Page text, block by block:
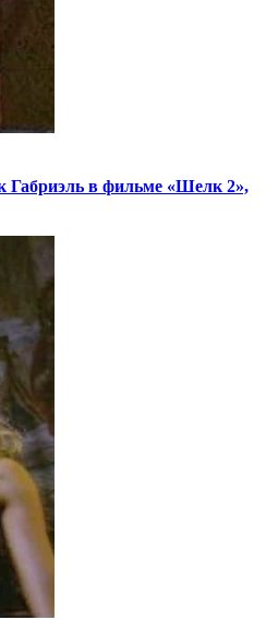
Габриэль в фильме «Шелк 2»,